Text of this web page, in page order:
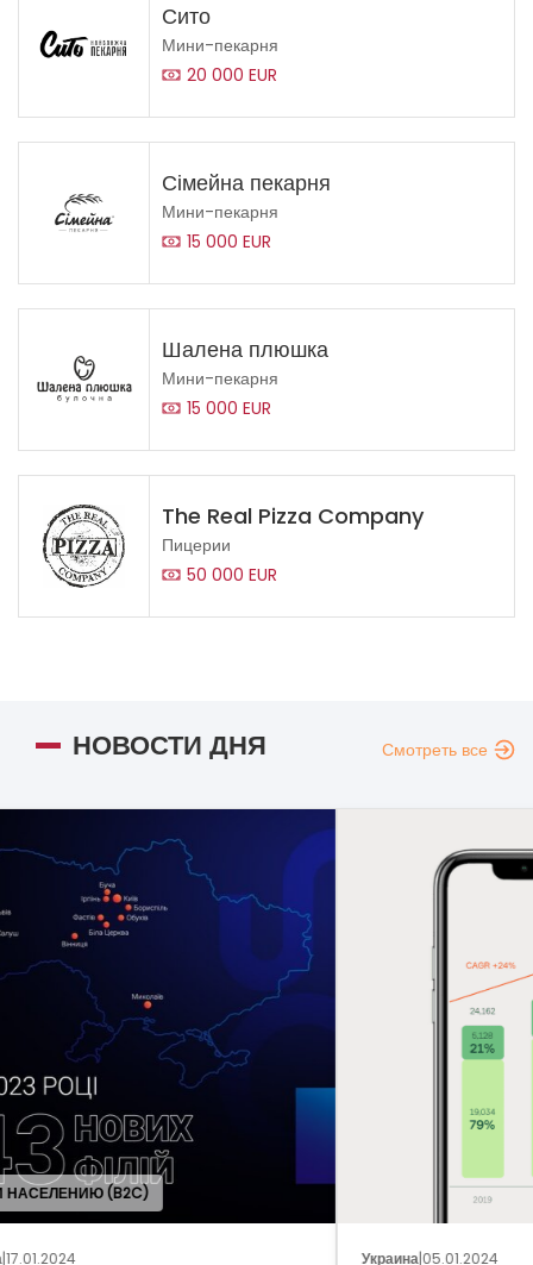
Сито
Мини-пекарня
20 000 EUR
Сімейна пекарня
Мини-пекарня
15 000 EUR
Шалена плюшка
Мини-пекарня
15 000 EUR
The Real Pizza Company
Пицерии
50 000 EUR
НОВОСТИ ДНЯ Смотреть все